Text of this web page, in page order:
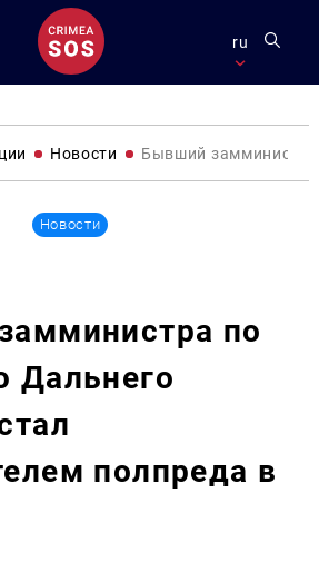
ru
Новости Бывший
Новости
по
Дальнего
полпреда в